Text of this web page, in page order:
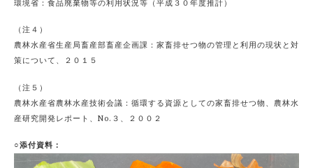
環境省：食品廃棄物等の利用状況等（平成３０年度推計）
（注４）
農林水産省生産局畜産部畜産企画課：家畜排せつ物の管理と利用の現状と対
策について、２０１５
（注５）
農林水産省農林水産技術会議：循環する資源としての家畜排せつ物、農林水
産研究開発レポート、No.３、２００２
○添付資料：